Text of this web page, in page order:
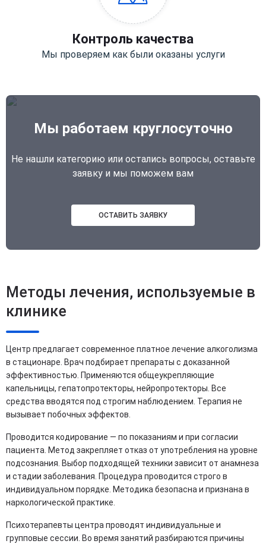
Контроль качества
Мы проверяем как были оказаны услуги
Мы работаем круглосуточно
Не нашли категорию или остались вопросы, оставьте
заявку и мы поможем вам
ОСТАВИТЬ ЗАЯВКУ
Методы лечения, используемые в
клинике
Центр предлагает современное платное лечение алкоголизма
в стационаре. Врач подбирает препараты с доказанной
эффективностью. Применяются общеукрепляющие
капельницы, гепатопротекторы, нейропротекторы. Все
средства вводятся под строгим наблюдением. Терапия не
вызывает побочных эффектов.
Проводится кодирование — по показаниям и при согласии
пациента. Метод закрепляет отказ от употребления на уровне
подсознания. Выбор подходящей техники зависит от анамнеза
и стадии заболевания. Процедура проводится строго в
индивидуальном порядке. Методика безопасна и признана в
наркологической практике.
Психотерапевты центра проводят индивидуальные и
групповые сессии. Во время занятий разбираются причины